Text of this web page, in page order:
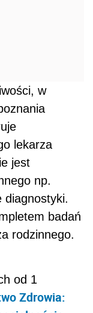
w
lekarza
jest
np.
diagnostyki.
badań
rodzinnego.
od 1
Zdrowia: